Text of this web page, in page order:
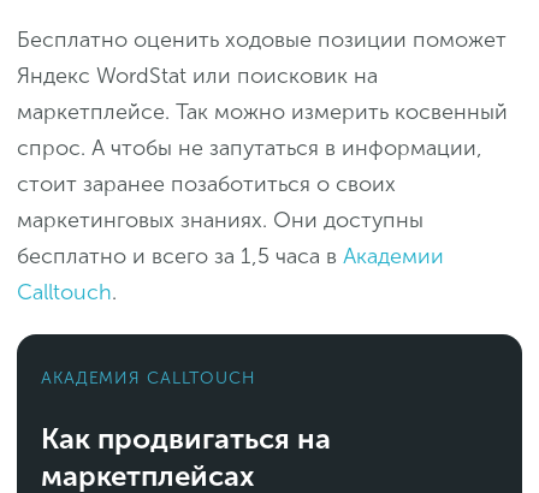
Бесплатно оценить ходовые позиции поможет
Яндекс WordStat или поисковик на
маркетплейсе. Так можно измерить косвенный
спрос. А чтобы не запутаться в информации,
стоит заранее позаботиться о своих
маркетинговых знаниях. Они доступны
бесплатно и всего за 1,5 часа в Академии
Calltouch.
АКАДЕМИЯ CALLTOUCH
Как продвигаться на
маркетплейсах